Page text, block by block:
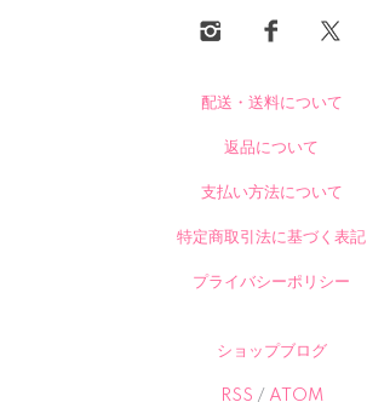
配送・送料について
返品について
支払い方法について
特定商取引法に基づく表記
プライバシーポリシー
ショップブログ
RSS / ATOM